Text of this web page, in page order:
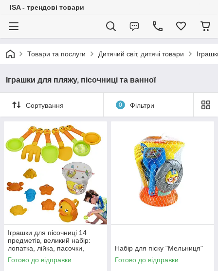
ISA - трендові товари
Товари та послуги Дитячий світ, дитячі товари
Іграшки для пляжу, пісочниці та ванної
Сортування 0 Фільтри
Іграшки для пісочниці 14
предметів, великий набір:
лопатка, лійка, пасочки,
ведмедик
Готово до відправки
Набір для піску "Мельниця"
Готово до відправки